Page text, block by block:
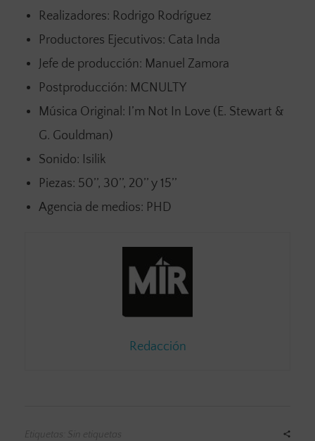
Realizadores: Rodrigo Rodríguez
Productores Ejecutivos: Cata Inda
Jefe de producción: Manuel Zamora
Postproducción: MCNULTY
Música Original: I’m Not In Love (E. Stewart &
G. Gouldman)
Sonido: Isilik
Piezas: 50’’, 30’’, 20’’ y 15’’
Agencia de medios: PHD
Redacción
Etiquetas: Sin etiquetas